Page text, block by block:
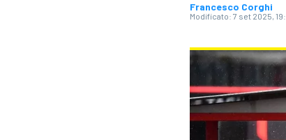
Francesco Corghi
Modificato: 7 set 2025,